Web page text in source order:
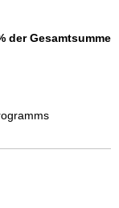
der Gesamtsumme